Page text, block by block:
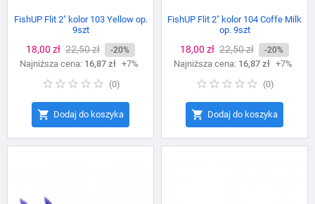
FishUP Flit 2" kolor 103 Yellow op.
9szt
Cena
18,00 zł Cena
podstawowa
22,50 zł -20%
Najniższa cena: 16,87 zł +7%
(0)
 Dodaj do koszyka
FishUP Flit 2" kolor 104 Coffe Milk
op. 9szt
Cena
18,00 zł Cena
podstawowa
22,50 zł -20%
Najniższa cena: 16,87 zł +7%
(0)
 Dodaj do koszyka